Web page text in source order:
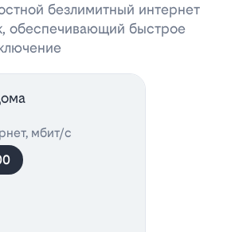
безлимитный интернет
обеспечивающий быстрое
мбит/с